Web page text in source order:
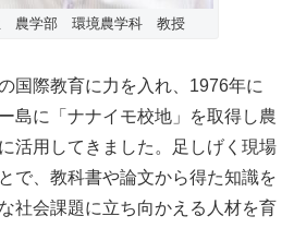
農学部 環境農学科 教授
国際教育に力を入れ、1976年に
島に「ナナイモ校地」を取得し農
活用してきました。足しげく現場
で、教科書や論文から得た知識を
社会課題に立ち向かえる人材を育